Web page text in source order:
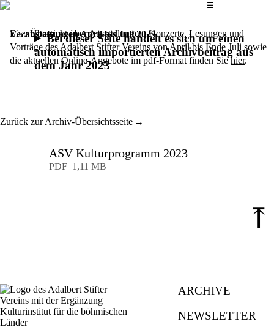
Das
☰
Bei dieser Seite handelt es sich um einen
automatisch importierten Archivbeitrag aus
dem Jahr 2023
Veranstaltungen April bis Juli 2023
Eine Übersicht über Ausstellungen, Konzerte, Lesungen und
Vorträge des Adalbert Stifter Vereins von April bis Ende Juli sowie
die aktuellen Online-Angebote im pdf-Format finden Siehier.
Zurück zur Archiv-Übersichtsseite
ASV Kulturprogramm 2023
PDF 1,11 MB
⤒
ARCHIVE
NEWSLETTER